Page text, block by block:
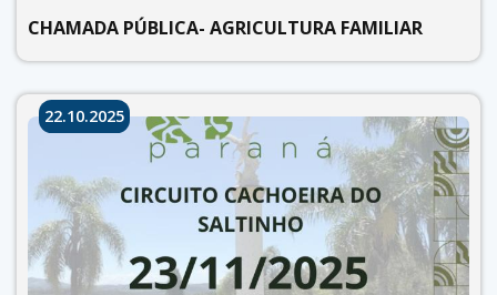
CHAMADA PÚBLICA- AGRICULTURA FAMILIAR
22.10.2025